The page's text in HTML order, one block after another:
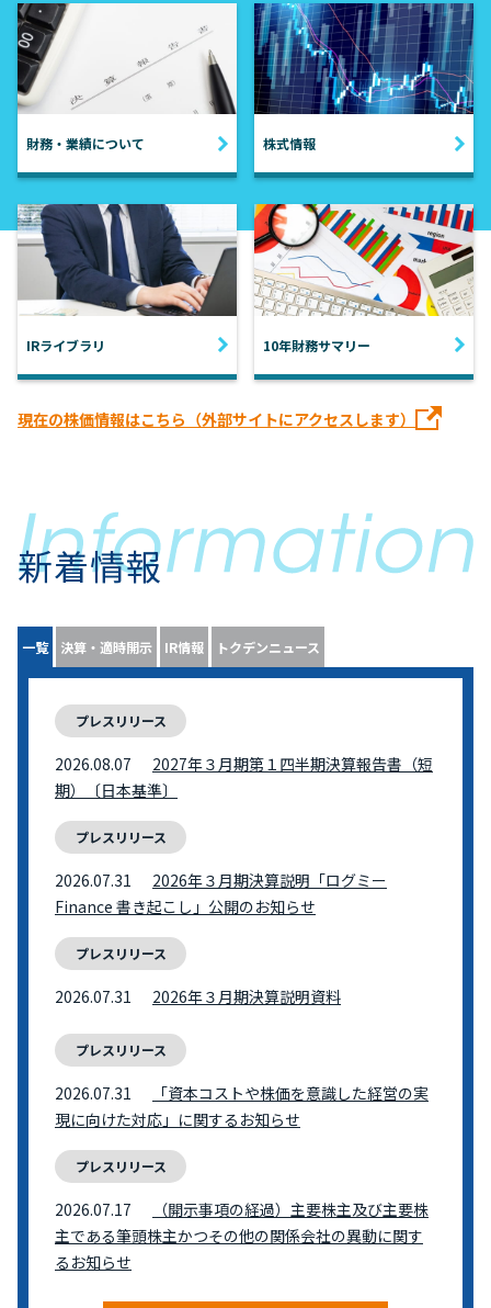
財務・業績について 株式情報
IRライブラリ 10年財務サマリー
現在の株価情報はこちら（外部サイトにアクセスします）
新着情報
一覧 決算・適時開示 IR情報 トクデンニュース
プレスリリース
2026.08.07
2027年３月期第１四半期決算報告書（短
期）〔日本基準〕
プレスリリース
2026.07.31
2026年３月期決算説明「ログミー
Finance 書き起こし」公開のお知らせ
プレスリリース
2026.07.31 2026年３月期決算説明資料
プレスリリース
2026.07.31
「資本コストや株価を意識した経営の実
現に向けた対応」に関するお知らせ
プレスリリース
2026.07.17
（開示事項の経過）主要株主及び主要株
主である筆頭株主かつその他の関係会社の異動に関す
るお知らせ